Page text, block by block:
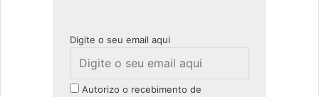
Digite o seu email aqui
Autorizo o recebimento de